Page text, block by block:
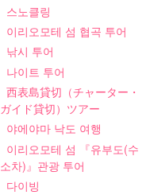
스노클링
이리오모테 섬 협곡 투어
낚시 투어
나이트 투어
西表島貸切（チャーター・
ガイド貸切）ツアー
야에야마 낙도 여행
이리오모테 섬 『유부도(수
소차)』관광 투어
다이빙